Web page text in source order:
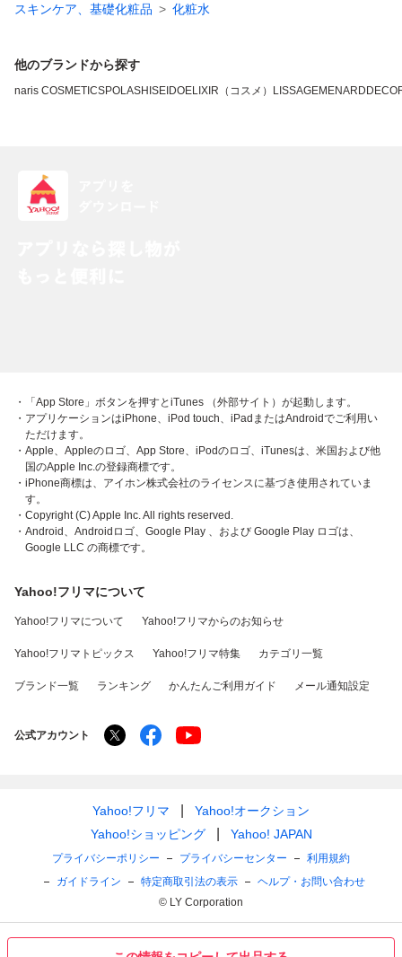
スキンケア、基礎化粧品
化粧水
他のブランドから探す
naris COSMETICSPOLASHISEIDOELIXIR（コスメ） LISSAGEMENARD
・「App Store」ボタンを押すとiTunes （外部サイト）が起動します。
・アプリケーションはiPhone、iPod touch、iPadまたはAndroidでご利用い
ただけます。
・Apple、Appleのロゴ、App Store、iPodのロゴ、iTunesは、米国および他
国のApple Inc.の登録商標です。
・iPhone商標は、アイホン株式会社のライセンスに基づき使用されていま
す。
・Copyright (C) Apple Inc. All rights reserved.
・Android、Androidロゴ、Google Play 、および Google Play ロゴは、
Google LLC の商標です。
Yahoo!フリマについて
Yahoo!フリマについて Yahoo!フリマからのお知らせ
Yahoo!フリマトピックス Yahoo!フリマ特集 カテゴリ一覧
ブランド一覧 ランキング かんたんご利用ガイド メール通知設定
公式アカウント
Yahoo!フリマ
Yahoo!オークション
Yahoo!ショッピング
Yahoo! JAPAN
プライバシーポリシー プライバシーセンター
利用規約
ガイドライン
特定商取引法の表示
ヘルプ・お問い合わせ
© LY Corporation